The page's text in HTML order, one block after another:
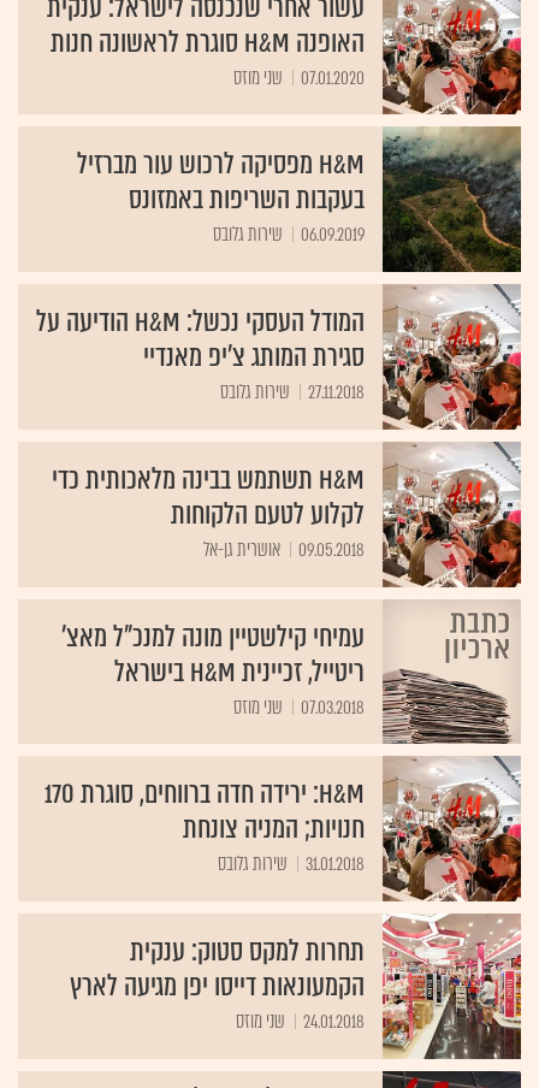
האופנה H&M סוגרת לראשונה חנות
07.01.2020 שני מוזס
בעקבות השריפות באמזונס
06.09.2019 שירות גלובס
סגירת המותג צ'יפ מאנדיי
27.11.2018 שירות גלובס
לקלוע לטעם הלקוחות
09.05.2018 אושרית גן-אל
ריטייל, זכיינית H&M בישראל
07.03.2018 שני מוזס
חנויות; המניה צונחת
31.01.2018 שירות גלובס
הקמעונאות דייסו יפן מגיעה לארץ
24.01.2018 שני מוזס